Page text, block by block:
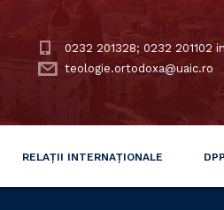
0232 201328; 0232 201102
teologie.ortodoxa@uaic.ro
RELAȚII INTERNAȚIONALE